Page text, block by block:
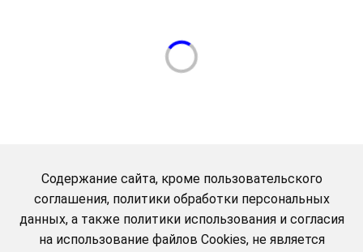
Содержание сайта, кроме пользовательского
соглашения, политики обработки персональных
данных, а также политики использования и согласия
на использование файлов Cookies, не является